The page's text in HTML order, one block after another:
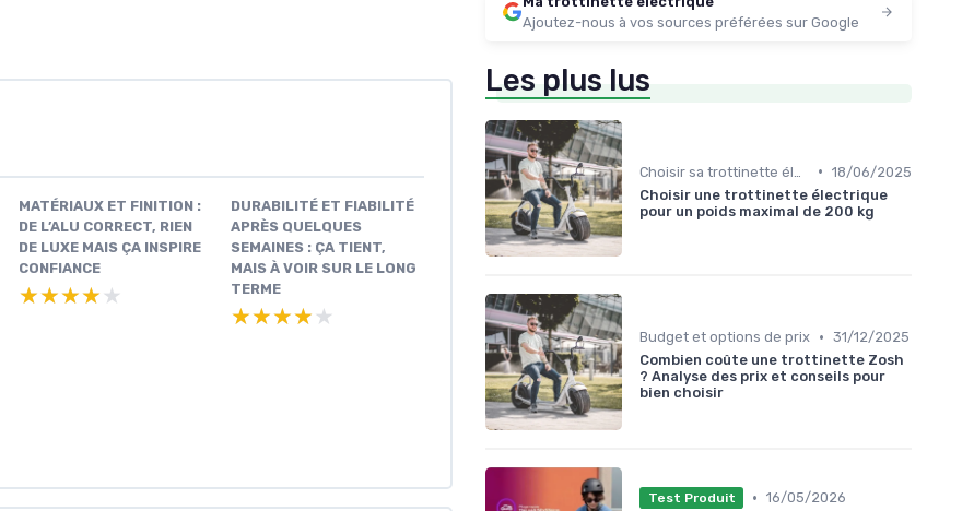
MATÉRIAUX ET FINITION :
DE L’ALU CORRECT, RIEN
DE LUXE MAIS ÇA INSPIRE
CONFIANCE
★★★★★
★★★★★
DURABILITÉ ET FIABILITÉ
APRÈS QUELQUES
SEMAINES : ÇA TIENT,
MAIS À VOIR SUR LE LONG
TERME
★★★★★
★★★★★
Ajoutez-nous à vos sources préférées sur Google
Les plus lus
• 18/06/2025
Choisir une trottinette électrique
pour un poids maximal de 200 kg
Budget et options de prix • 31/12/2025
Combien coûte une trottinette Zosh
? Analyse des prix et conseils pour
bien choisir
Test Produit • 16/05/2026